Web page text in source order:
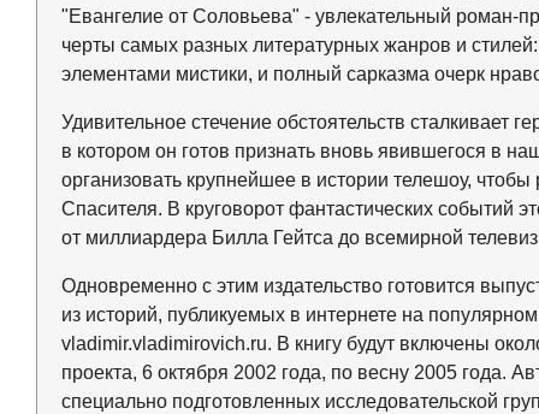
"Евангелие от Соловьева" - увлекательный роман-
черты самых разных литературных жанров и
элементами мистики, и полный сарказма очерк
Удивительное стечение обстоятельств сталкивает
в котором он готов признать вновь явившегося в
организовать крупнейшее в истории телешоу,
Cпасителя. В круговорот фантастических событий
от миллиардера Билла Гейтса до всемирной
Одновременно с этим издательство готовится
из историй, публикуемых в интернете на
vladimir.vladimirovich.ru. В книгу будут включены
проекта, 6 октября 2002 года, по весну 2005 года.
специально подготовленных исследовательской